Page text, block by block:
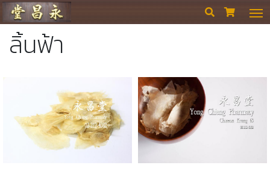
ร้านขายยา ย่งเชียงตึ๊ง  
ลิ้นฟ้า